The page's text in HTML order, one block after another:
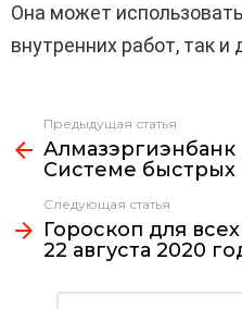
Она может
внутренних работ, так
Узнать
больше
Предыдущая статья
Системе быстрых
Следующая статья
Гороскоп для
22 августа 2020